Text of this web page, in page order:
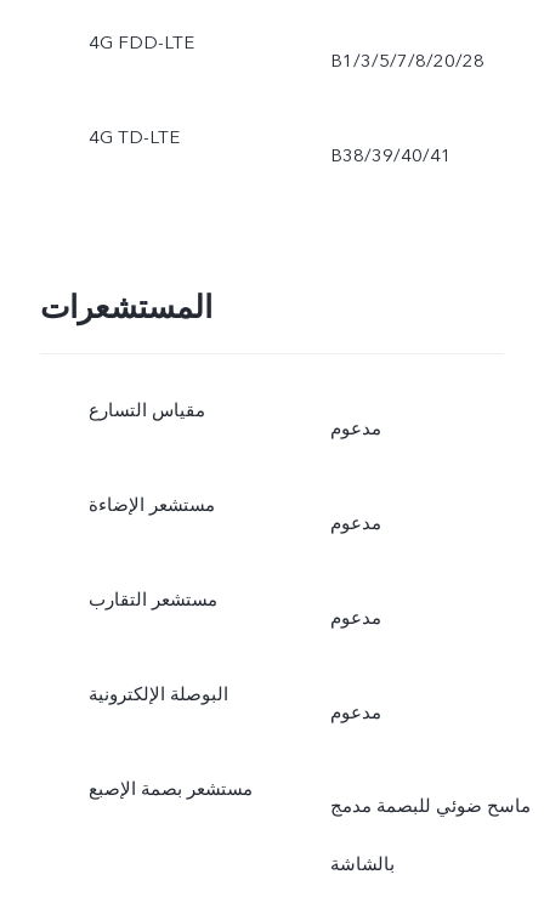
وضع تصوير فيديو فني، وضع
Portrait ملاحظات في حالات
TH/MY/PH/KH/VN, SG
بالطرز المطروحة في
4G FDD-LTE
B1/3/5/7/8/20/28
4G TD-LTE
B38/39/40/41
المستشعرات
مقياس التسارع
مدعوم
مستشعر الإضاءة
مدعوم
مستشعر التقارب
مدعوم
البوصلة الإلكترونية
مدعوم
مستشعر بصمة الإصبع
ماسح ضوئي للبصمة مدمج
بالشاشة